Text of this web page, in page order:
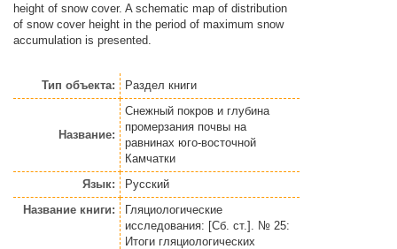
height of snow cover. A schematic map of distribution
of snow cover height in the period of maximum snow
accumulation is presented.
Тип объекта: Раздел книги
Название:
Снежный покров и глубина
промерзания почвы на
равнинах юго-восточной
Камчатки
Язык:
Русский
Название книги:
Гляциологические
исследования: [Сб. ст.]. № 25:
Итоги гляциологических